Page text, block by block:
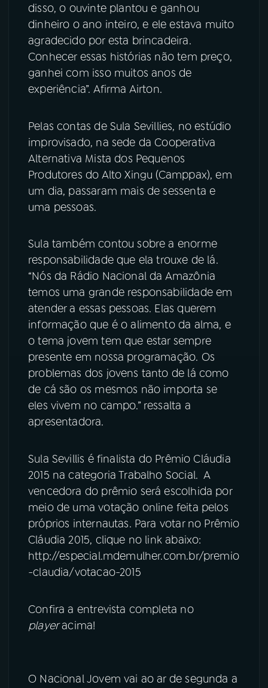
disso, o ouvinte plantou e ganhou
dinheiro o ano inteiro, e ele estava muito
agradecido por esta brincadeira.
Conhecer essas histórias não tem preço,
ganhei com isso muitos anos de
experiência”. Afirma Airton.
Pelas contas de Sula Sevillies, no estúdio
improvisado, na sede da Cooperativa
Alternativa Mista dos Pequenos
Produtores do Alto Xingu (Camppax), em
um dia, passaram mais de sessenta e
uma pessoas.
Sula também contou sobre a enorme
responsabilidade que ela trouxe de lá.
“Nós da Rádio Nacional da Amazônia
temos uma grande responsabilidade em
atender a essas pessoas. Elas querem
informação que é o alimento da alma, e
o tema jovem tem que estar sempre
presente em nossa programação. Os
problemas dos jovens tanto de lá como
de cá são os mesmos não importa se
eles vivem no campo.” ressalta a
apresentadora.
Sula Sevillis é finalista do Prêmio Cláudia
2015 na categoria Trabalho Social. A
vencedora do prêmio será escolhida por
meio de uma votação online feita pelos
próprios internautas. Para votar no Prêmio
Cláudia 2015, clique no link abaixo:
http://especial.mdemulher.com.br/premio
-claudia/votacao-2015
Confira a entrevista completa no
playeracima!
O Nacional Jovem vai ao ar de segunda a